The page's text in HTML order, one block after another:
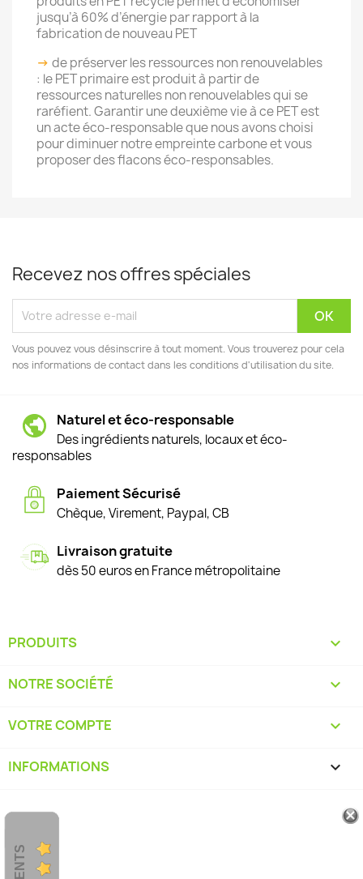
jusqu’à 60% d’énergie par rapport à la
fabrication de nouveau PET
-> de préserver les ressources non renouvelables
: le PET primaire est produit à partir de
ressources naturelles non renouvelables qui se
raréfient. Garantir une deuxième vie à ce PET est
un acte éco-responsable que nous avons choisi
pour diminuer notre empreinte carbone et vous
proposer des flacons éco-responsables.
Recevez nos offres spéciales
Vous pouvez vous désinscrire à tout moment. Vous trouverez pour cela
nos informations de contact dans les conditions d'utilisation du site.
Naturel et éco-responsable
Des ingrédients naturels, locaux et éco-
responsables
Paiement Sécurisé
Chèque, Virement, Paypal, CB
Livraison gratuite
dès 50 euros en France métropolitaine
PRODUITS 
NOTRE SOCIÉTÉ 
VOTRE COMPTE 
INFORMATIONS keyboard_arrow_down